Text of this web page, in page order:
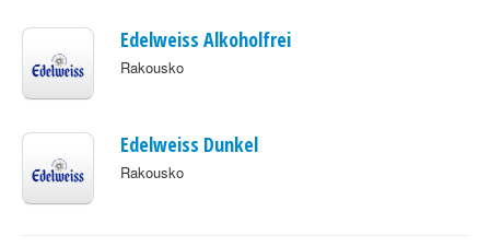
Edelweiss Alkoholfrei
Rakousko
Edelweiss Dunkel
Rakousko